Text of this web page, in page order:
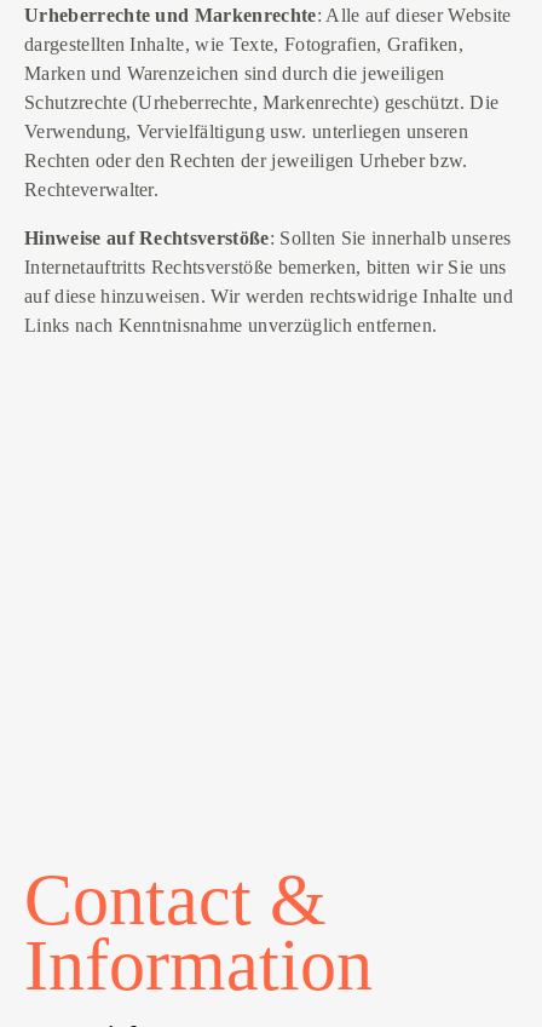
Urheberrechte und Markenrechte: Alle auf dieser Website
dargestellten Inhalte, wie Texte, Fotografien, Grafiken,
Marken und Warenzeichen sind durch die jeweiligen
Schutzrechte (Urheberrechte, Markenrechte) geschützt. Die
Verwendung, Vervielfältigung usw. unterliegen unseren
Rechten oder den Rechten der jeweiligen Urheber bzw.
Rechteverwalter.
Hinweise auf Rechtsverstöße: Sollten Sie innerhalb unseres
Internetauftritts Rechtsverstöße bemerken, bitten wir Sie uns
auf diese hinzuweisen. Wir werden rechtswidrige Inhalte und
Links nach Kenntnisnahme unverzüglich entfernen.
Contact &
Information